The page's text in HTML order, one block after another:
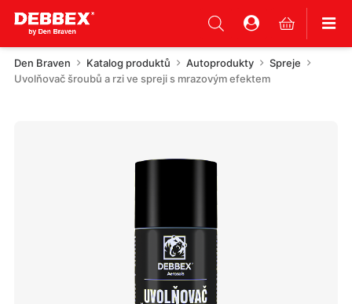
Den Braven Katalog produktů Autoprodukty
Spreje
Uvolňovač šroubů a rzi ve spreji s mrazovým efektem